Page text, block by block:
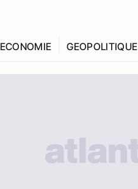
ECONOMIE GEOPOLITIQUE